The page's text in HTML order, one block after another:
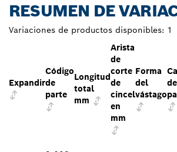
RESUMEN DE
Variaciones de productos disponibles: 1
Expandir
Código
de
parte
Longitud
total
mm
Arista
de
corte
de
cincel
en
mm
Forma
del
vástago
de